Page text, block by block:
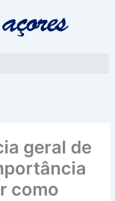
geral de
como